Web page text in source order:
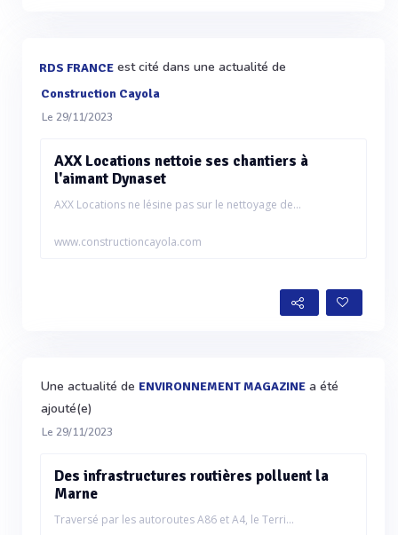
RDS FRANCE est cité dans une actualité de
Construction Cayola
Le 29/11/2023
AXX Locations nettoie ses chantiers à
l'aimant Dynaset
AXX Locations ne lésine pas sur le nettoyage de...
www.constructioncayola.com
Une actualité de ENVIRONNEMENT MAGAZINE a été
ajouté(e)
Le 29/11/2023
Des infrastructures routières polluent la
Marne
Traversé par les autoroutes A86 et A4, le Terri...